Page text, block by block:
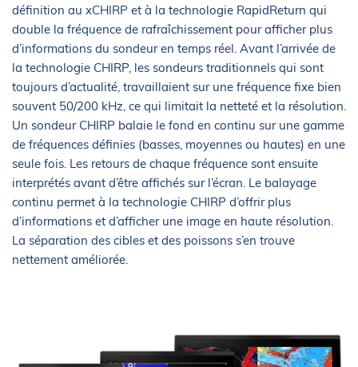
définition au xCHIRP et à la technologie RapidReturn qui
double la fréquence de rafraîchissement pour afficher plus
d’informations du sondeur en temps réel. Avant l’arrivée de
la technologie CHIRP, les sondeurs traditionnels qui sont
toujours d’actualité, travaillaient sur une fréquence fixe bien
souvent 50/200 kHz, ce qui limitait la netteté et la résolution.
Un sondeur CHIRP balaie le fond en continu sur une gamme
de fréquences définies (basses, moyennes ou hautes) en une
seule fois. Les retours de chaque fréquence sont ensuite
interprétés avant d’être affichés sur l’écran. Le balayage
continu permet à la technologie CHIRP d’offrir plus
d’informations et d’afficher une image en haute résolution.
La séparation des cibles et des poissons s’en trouve
nettement améliorée.